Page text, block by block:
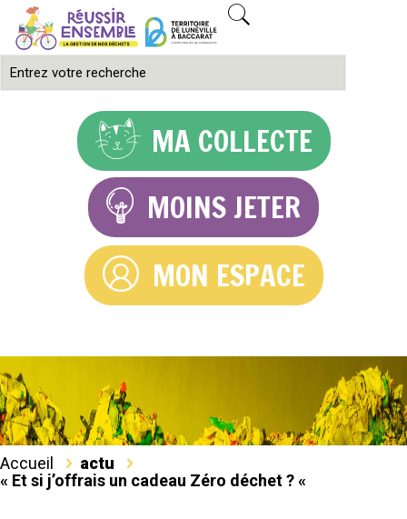
MA COLLECTE
MOINS JETER
MON ESPACE
Accueil
actu
« Et si j’offrais un cadeau Zéro déchet ? «